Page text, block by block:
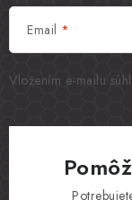
Email
Vložením e-mailu